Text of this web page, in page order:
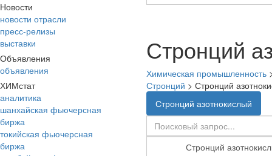
Новости
новости отрасли
пресс-релизы
выставки
Объявления
объявления
ХИМстат
аналитика
шанхайская фьючерсная
биржа
токийская фьючерсная
биржа
Стронций
Химическая промышленность
Стронций > Стронций
Стронций азотнокислый